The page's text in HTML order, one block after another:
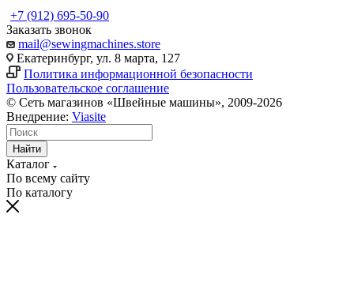
+7 (912) 695-50-90
Заказать звонок
mail@sewingmachines.store
Екатеринбург, ул. 8 марта, 127
Политика информационной безопасности
Пользовательское соглашение
© Сеть магазинов «Швейные машины», 2009-2026
Внедрение: Viasite
Найти
Каталог
По всему сайту
По каталогу